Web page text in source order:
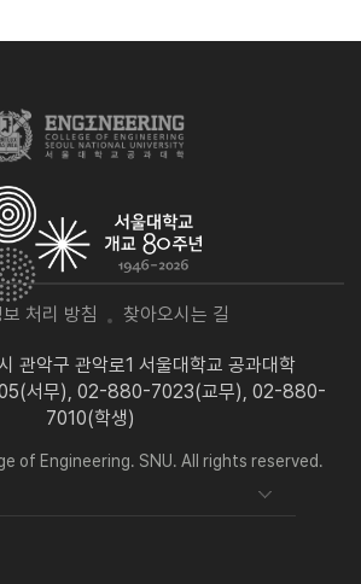
처리 방침 찾아오시는 길
관악구 관악로1 서울대학교 공과대학
서무), 02-880-7023(교무), 02-880-
7010(학생)
of Engineering. SNU. All rights reserved.